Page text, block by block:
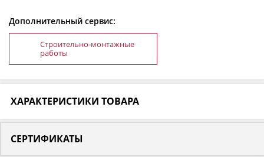
Дополнительный сервис:
Строительно-монтажные
работы
ХАРАКТЕРИСТИКИ ТОВАРА
СЕРТИФИКАТЫ